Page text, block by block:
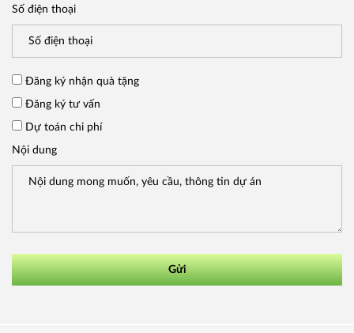
Số điện thoại
Đăng ký nhận quà tặng
Đăng ký tư vấn
Dự toán chi phí
Nội dung
Gửi